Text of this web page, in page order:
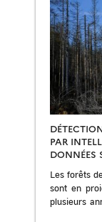
PAR
DONNÉES
Les forêts
sont en
plusieurs